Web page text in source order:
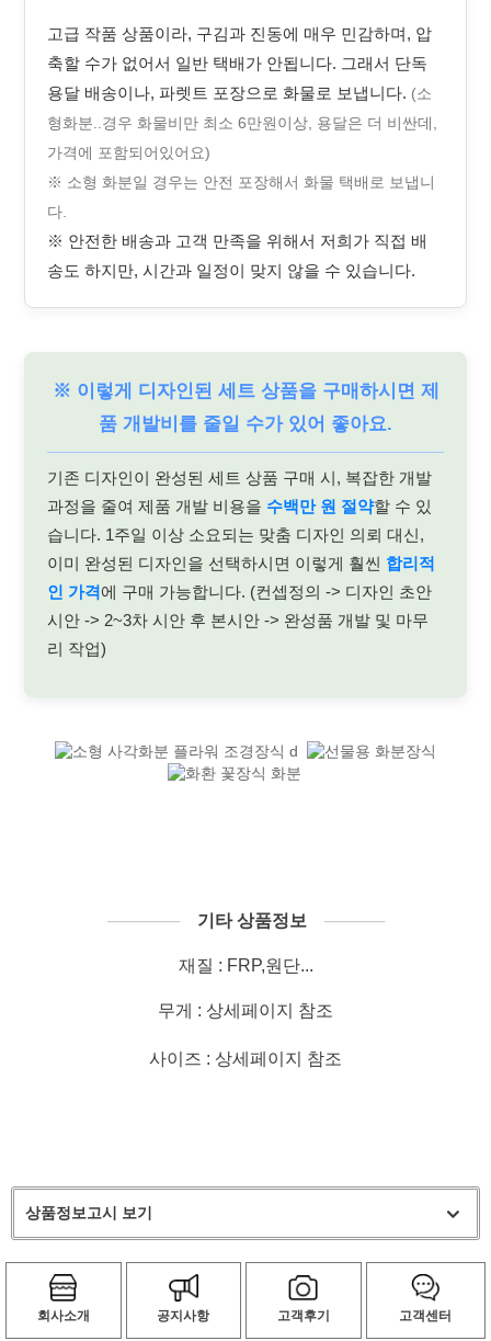
고급 작품 상품이라, 구김과 진동에 매우 민감하며, 압
축할 수가 없어서 일반 택배가 안됩니다. 그래서 단독
용달 배송이나, 파렛트 포장으로 화물로 보냅니다. (소
형화분..경우 화물비만 최소 6만원이상, 용달은 더 비싼데,
가격에 포함되어있어요)
※ 소형 화분일 경우는 안전 포장해서 화물 택배로 보냅니
다.
※ 안전한 배송과 고객 만족을 위해서 저희가 직접 배
송도 하지만, 시간과 일정이 맞지 않을 수 있습니다.
※ 이렇게 디자인된 세트 상품을 구매하시면 제
품 개발비를 줄일 수가 있어 좋아요.
기존 디자인이 완성된 세트 상품 구매 시, 복잡한 개발
과정을 줄여 제품 개발 비용을 수백만 원 절약할 수 있
습니다. 1주일 이상 소요되는 맞춤 디자인 의뢰 대신,
이미 완성된 디자인을 선택하시면 이렇게 훨씬 합리적
인 가격에 구매 가능합니다. (컨셉정의 -> 디자인 초안
시안 -> 2~3차 시안 후 본시안 -> 완성품 개발 및 마무
리 작업)
────── 기타 상품정보 ─────
재질 : FRP,원단...
무게 : 상세페이지 참조
사이즈 : 상세페이지 참조
상품정보고시 보기
회사소개 공지사항 고객후기 고객센터